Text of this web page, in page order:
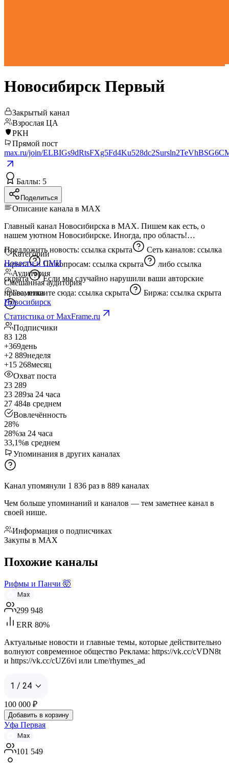
Новосибирск Первый
Закрытый канал
Взрослая ЦА
РКН
Прямой пост
max.ru/join/
Баллы: 5
Поделиться
Описание канала в MAX
Главный канал Новосибирска в MAX. Пишем как есть, о
нашем уютном Новосибирске. Иногда, про область!
Предложить новость: ссылка скрыта Сеть каналов: ссылка
скрыта
По вопросам: ссылка скрыта либо ссылка
скрыта
Если мы случайно нарушили ваши авторские
права, пишите сюда: ссылка скрыта Биржа: ссылка скрыта
Категории
Новости и СМИ
Аудитория
Смешанная аудитория
Геометка
Новосибирск
Статистика от MaxFrame.ru
Подписчики
83 128
+369день
+2 889неделя
+15 268месяц
Охват поста
23 289
23 289за 24 часа
27 484в среднем
Вовлечённость
28%
28%за 24 часа
33,1%в среднем
Упоминания в других каналах
Канал упомянули 1 836 раз в 889 каналах
Чем больше упоминаний и каналов — тем заметнее канал в
своей нише.
Информация о подписчиках
Закупы в МАХ
Похожие каналы
Рифмы и Панчи 🤯
Max
299 948
ERR 80%
Актуальные новости и главные темы, которые действительно
волнуют современное общество Реклама: https://vk.cc/cVDN8t
и https://vk.cc/cUZ6vi или t.me/rhymes_ad
1 / 24
100 000 ₽
Добавить в корзину
Уфа Первая
Max
101 549